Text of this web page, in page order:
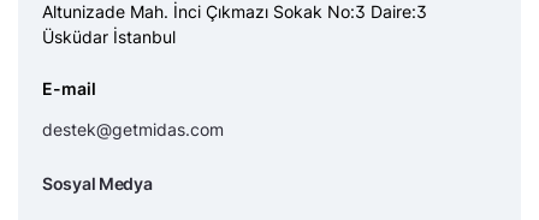
Altunizade Mah. İnci Çıkmazı Sokak No:3 Daire:3
Üsküdar İstanbul
E-mail
destek@getmidas.com
Sosyal Medya